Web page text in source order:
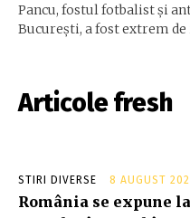
Pancu, fostul fotbalist și
București, a fost extrem
Articole fresh
STIRI DIVERSE 8 AUGUST
România se expune